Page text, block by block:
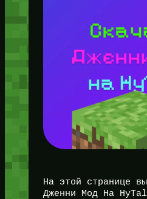
На этой странице
Дженни Мод На